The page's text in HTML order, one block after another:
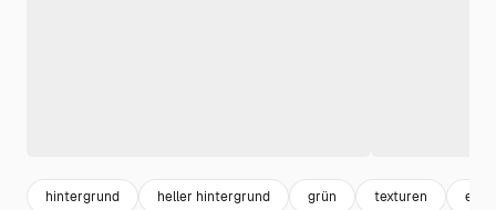
hintergrund heller hintergrund grün texturen